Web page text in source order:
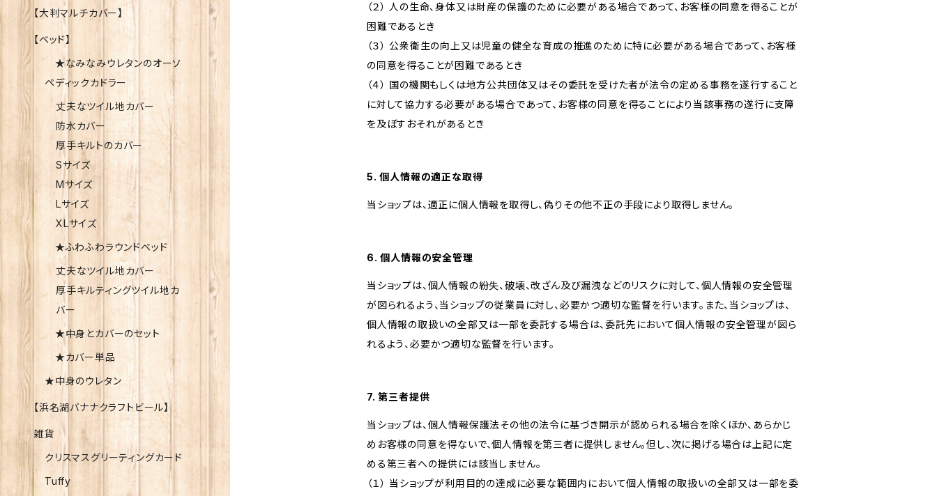
（２） 人の生命、身体又は財産の保護のために必要がある場合であって、お客様の同意を得ることが
困難であるとき
（３） 公衆衛生の向上又は児童の健全な育成の推進のために特に必要がある場合であって、お客様
の同意を得ることが困難であるとき
（４） 国の機関もしくは地方公共団体又はその委託を受けた者が法令の定める事務を遂行すること
に対して協力する必要がある場合であって、お客様の同意を得ることにより当該事務の遂行に支障
を及ぼすおそれがあるとき
5. 個人情報の適正な取得
当ショップは、適正に個人情報を取得し、偽りその他不正の手段により取得しません。
6. 個人情報の安全管理
当ショップは、個人情報の紛失、破壊、改ざん及び漏洩などのリスクに対して、個人情報の安全管理
が図られるよう、当ショップの従業員に対し、必要かつ適切な監督を行います。また、当ショップは、
個人情報の取扱いの全部又は一部を委託する場合は、委託先において個人情報の安全管理が図ら
れるよう、必要かつ適切な監督を行います。
7. 第三者提供
当ショップは、個人情報保護法その他の法令に基づき開示が認められる場合を除くほか、あらかじ
めお客様の同意を得ないで、個人情報を第三者に提供しません。但し、次に掲げる場合は上記に定
める第三者への提供には該当しません。
（１） 当ショップが利用目的の達成に必要な範囲内において個人情報の取扱いの全部又は一部を委
【大判マルチカバー】
【ベッド】
★なみなみウレタンのオーソ
ペディックカドラー
丈夫なツイル地カバー
防水カバー
厚手キルトのカバー
Sサイズ
Mサイズ
Lサイズ
XLサイズ
★ふわふわラウンドベッド
丈夫なツイル地カバー
厚手キルティングツイル地カ
バー
★中身とカバーのセット
★カバー単品
★中身のウレタン
【浜名湖バナナクラフトビール】
雑貨
クリスマスグリーティングカード
Tuffy